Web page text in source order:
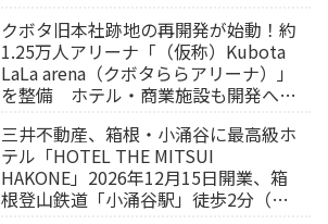
クボタ旧本社跡地の再開発が始動！約
1.25万人アリーナ「（仮称）Kubota
LaLa arena（クボタららアリーナ）」
を整備 ホテル・商業施設も開発へ
三井不動産、箱根・小涌谷に最高級ホ
テル「HOTEL THE MITSUI
HAKONE」2026年12月15日開業、箱
根登山鉄道「小涌谷駅」徒歩2分（旅